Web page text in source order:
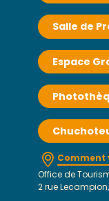
Salle de
Espace
Comment
Office de
2 rue